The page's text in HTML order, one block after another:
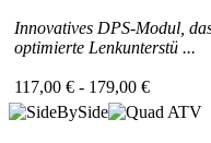
Innovatives DPS-Modul,
optimierte Lenkunterstü ...
117,00 € - 179,00 €